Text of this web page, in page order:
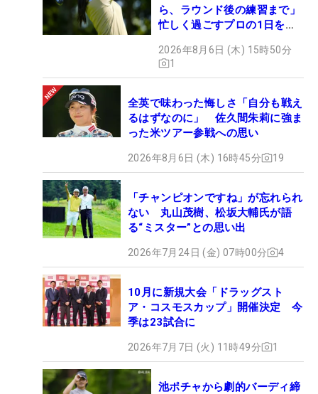
ら、ラウンド後の練習まで」
忙しく過ごすプロの1日を公
2026年8月6日 (木) 15時50分
1
全英で味わった悔しさ「自分も戦え
るはずなのに」 佐久間朱莉に強ま
った米ツアー参戦への思い
2026年8月6日 (木) 16時45分 19
「チャンピオンですね」が忘れられ
ない 丸山茂樹、松坂大輔氏が語
る“ミスター”との思い出
2026年7月24日 (金) 07時00分 4
10月に新規大会「ドラッグスト
ア・コスモスカップ」開催決定 今
季は23試合に
2026年7月7日 (火) 11時49分 1
池ポチャから劇的バーディ締